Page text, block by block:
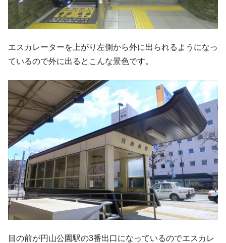
エスカレーターを上がり左側から外に出られるようになっ
ているので外に出るとこんな景色です。
目の前が円山公園駅の3番出口になっているのでエスカレ